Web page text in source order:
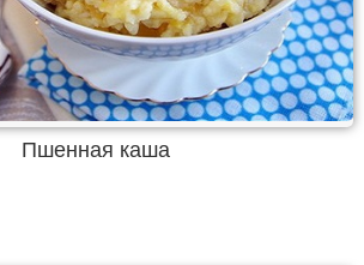
Пшенная каша